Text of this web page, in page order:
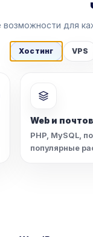
возможности для
Хостинг VPS
Web и
PHP, MySQL,
популярные